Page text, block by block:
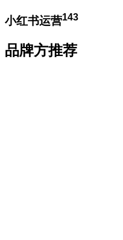
小红书运营143
品牌方推荐